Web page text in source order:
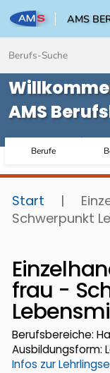
AMS
AMS
Berufe
Start |
Schwerpunkt
frau -
Berufsbereiche:
Ausbildungsform:
Infos zur